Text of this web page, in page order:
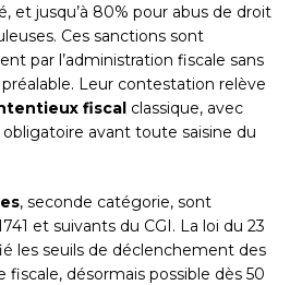
et jusqu’à 80% pour abus de droit
Ces sanctions sont
par l’administration fiscale sans
Leur contestation relève
fiscal classique, avec
avant toute saisine du
, seconde catégorie, sont
et suivants du CGI. La loi du 23
les seuils de déclenchement des
fiscale, désormais possible dès 50